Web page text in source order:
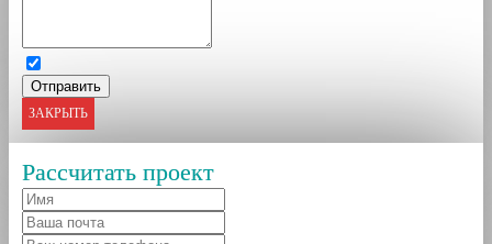
ЗАКРЫТЬ
Рассчитать проект